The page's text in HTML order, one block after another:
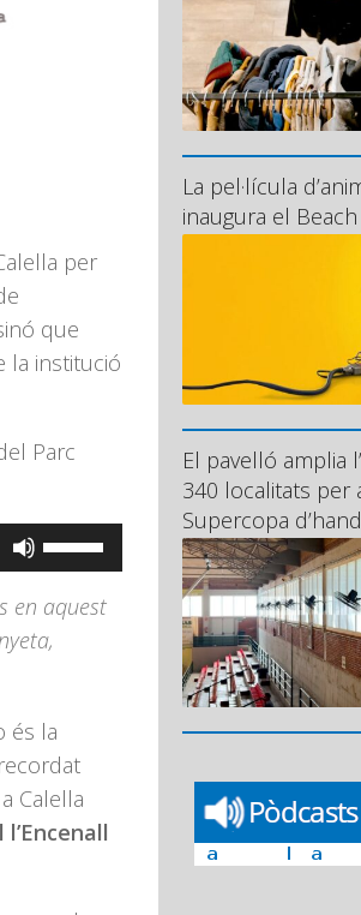
per
que
la institució
Parc
Feu
servir
les
tecles
cap
amunt/cap
avall
per
en aquest
és la
Calella
l’Encenall
La pel·lícula
inaugura el Beach
El pavelló amplia
340 localitats per
Supercopa